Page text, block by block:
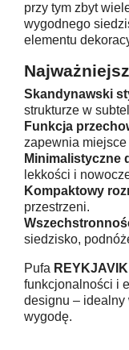
przy tym zbyt
wygodnego
elementu
Skandynawski
strukturze w
Funkcja
zapewnia
Minimalistyczne
lekkości i
Kompaktowy
przestrzeni.
siedzisko,
Pufa REYKJAVIK
funkcjonalności i
designu – idealny
wygodę.